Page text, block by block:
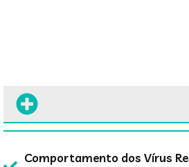
Comportamento dos Vírus